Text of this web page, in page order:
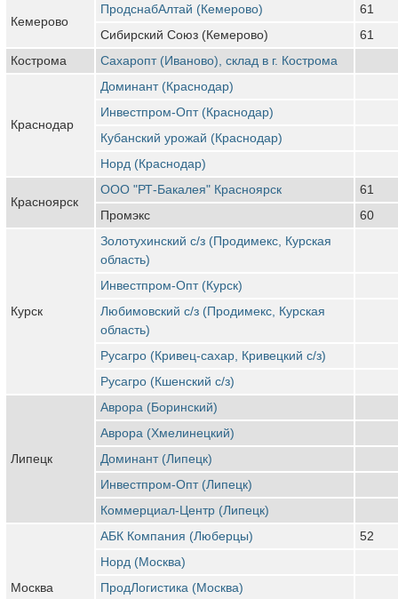
Кемерово
ПродснабАлтай (Кемерово)
61
Сибирский Союз (Кемерово)
61
Кострома
Сахаропт (Иваново), склад в г. Кострома
Краснодар
Доминант (Краснодар)
Инвестпром-Опт (Краснодар)
Кубанский урожай (Краснодар)
Норд (Краснодар)
Красноярск
ООО "РТ-Бакалея" Красноярск
61
Промэкс
60
Курск
Золотухинский с/з (Продимекс, Курская
область)
Инвестпром-Опт (Курск)
Любимовский с/з (Продимекс, Курская
область)
Русагро (Кривец-сахар, Кривецкий с/з)
Русагро (Кшенский с/з)
Липецк
Аврора (Боринский)
Аврора (Хмелинецкий)
Доминант (Липецк)
Инвестпром-Опт (Липецк)
Коммерциал-Центр (Липецк)
Москва
АБК Компания (Люберцы)
52
Норд (Москва)
ПродЛогистика (Москва)